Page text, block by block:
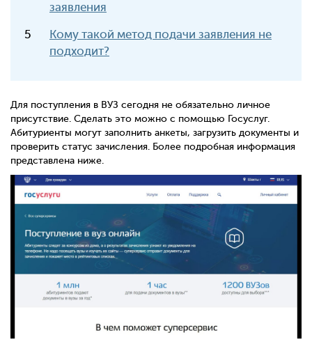
заявления
Кому такой метод подачи заявления не
подходит?
Для поступления в ВУЗ сегодня не обязательно личное
присутствие. Сделать это можно с помощью Госуслуг.
Абитуриенты могут заполнить анкеты, загрузить документы и
проверить статус зачисления. Более подробная информация
представлена ниже.